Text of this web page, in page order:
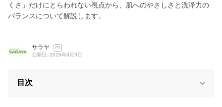
くさ」だけにとらわれない視点から、肌へのやさしさと洗浄力の
バランスについて解説します。
サラヤ PR
公開日: 2026年8月5日
目次